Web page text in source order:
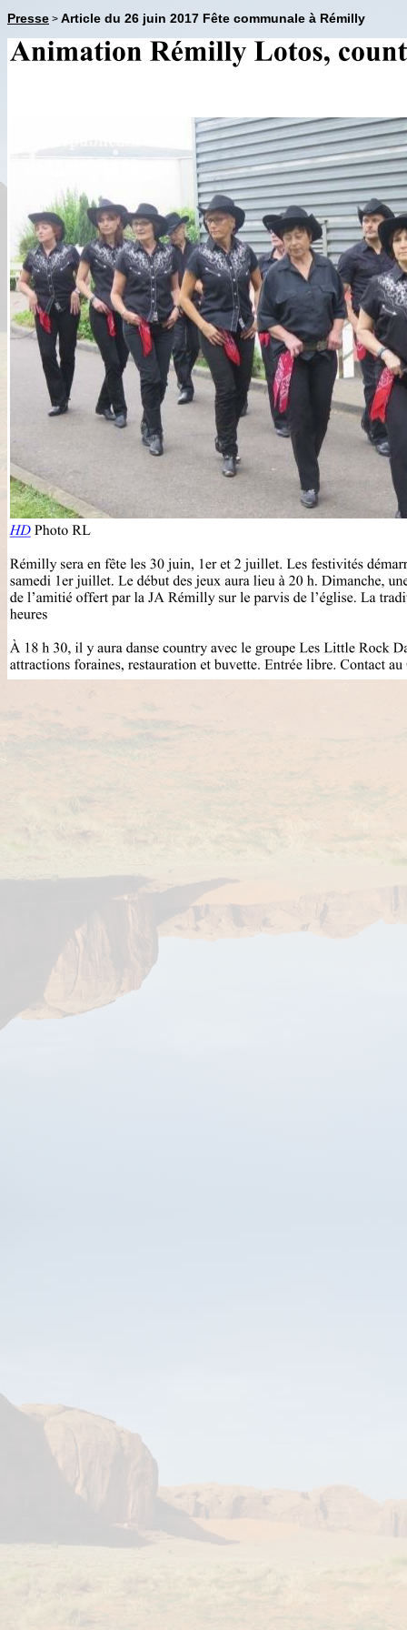
Presse > Article du 26 juin 2017 Fête communale à Rémilly